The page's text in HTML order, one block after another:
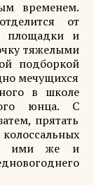
временем.
от
площадки и
тяжелыми
подборкой
мечущихся
в школе
юнца. С
прятать
ими же и